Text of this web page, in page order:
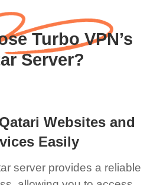
Turbo VPN’s
Server?
Websites and
Easily
server provides a reliable